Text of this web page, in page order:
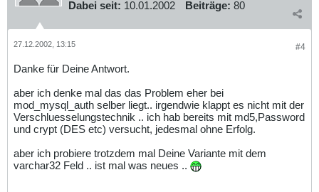
Dabei seit: 10.01.2002 Beiträge: 80
#4
27.12.2002, 13:15
Danke für Deine Antwort.
aber ich denke mal das das Problem eher bei
mod_mysql_auth selber liegt.. irgendwie klappt es nicht mit der
Verschluesselungstechnik .. ich hab bereits mit md5,Password
und crypt (DES etc) versucht, jedesmal ohne Erfolg.
aber ich probiere trotzdem mal Deine Variante mit dem
varchar32 Feld .. ist mal was neues ..